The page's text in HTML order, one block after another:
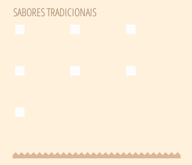
SABORES TRADICIONAIS